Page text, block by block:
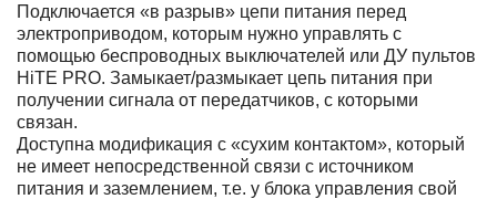
Подключается «в разрыв» цепи питания перед
электроприводом, которым нужно управлять с
помощью беспроводных выключателей или ДУ пультов
HiTE PRO. Замыкает/размыкает цепь питания при
получении сигнала от передатчиков, с которыми
связан.
Доступна модификация с «сухим контактом», который
не имеет непосредственной связи с источником
питания и заземлением, т.е. у блока управления свой